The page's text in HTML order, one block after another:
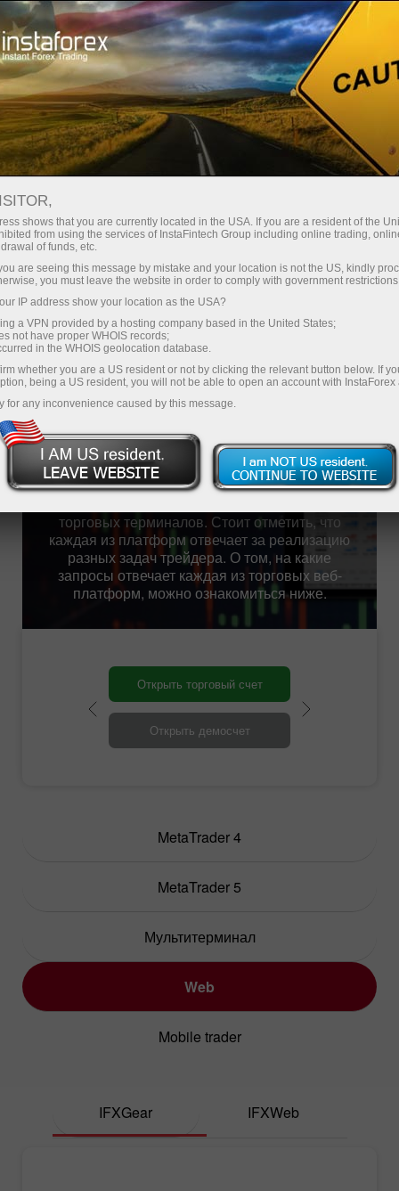
Трейдерам Торговые условия IFXGear
WebPlatForm
InstaForex -
браузерная
платформа для
трейдинга
Каждый клиент ИнстаФорекс имеет
возможность выбора платформы, которая в
большей степени отвечает интересам и
предпочтениям трейдера в работе на
мировых финансовых площадках. На
сегодняшний день компания предлагает
торговых терминалов. Стоит отметить, что
каждая из платформ отвечает за реализацию
разных задач трейдера. О том, на какие
запросы отвечает каждая из торговых веб-
платформ, можно ознакомиться ниже.
Открыть торговый счет
Открыть демосчет
MetaTrader 4
MetaTrader 5
Мультитерминал
Web
Mobile trader
IFXGear IFXWeb
shows that you are currently located in the USA. If you are a resident of the
from using the services of InstaFintech Group including online trading,
of funds, etc.
are seeing this message by mistake and your location is not the US, kindly
you must leave the website in order to comply with government
IP address show your location as the USA?
a VPN provided by a hosting company based in the United States;
not have proper WHOIS records;
in the WHOIS geolocation database.
whether you are a US resident or not by clicking the relevant button below. If
being a US resident, you will not be able to open an account with InstaForex
for any inconvenience caused by this message.